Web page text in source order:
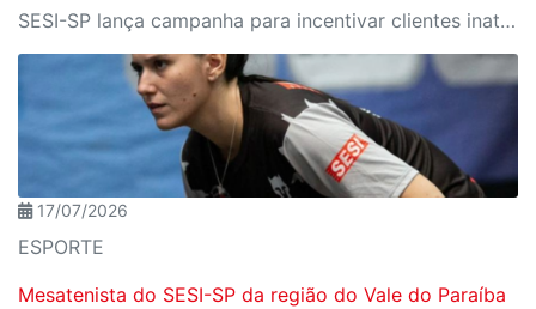
SESI-SP lança campanha para incentivar clientes inativos a retomarem a prática de atividades físicas, esporte e lazer com benefícios exclusivos
17/07/2026
ESPORTE
Mesatenista do SESI-SP da região do Vale do Paraíba